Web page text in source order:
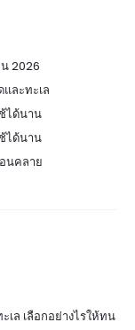
2026
ละทะเล
ได้นาน
ได้นาน
นคลาย
ล เลือกอย่างไรให้ทน